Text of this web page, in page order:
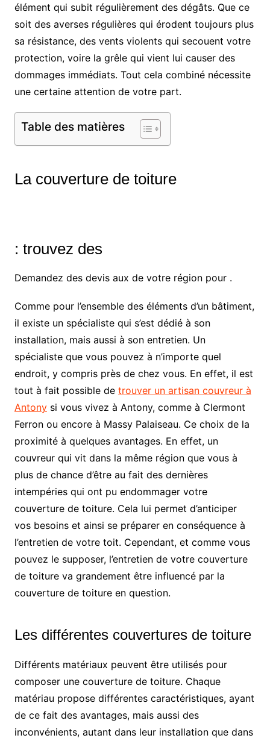
élément qui subit régulièrement des dégâts. Que ce
soit des averses régulières qui érodent toujours plus
sa résistance, des vents violents qui secouent votre
protection, voire la grêle qui vient lui causer des
dommages immédiats. Tout cela combiné nécessite
une certaine attention de votre part.
Table des matières
La couverture de toiture
: trouvez des
Demandez des devis aux de votre région pour .
Comme pour l’ensemble des éléments d’un bâtiment,
il existe un spécialiste qui s’est dédié à son
installation, mais aussi à son entretien. Un
spécialiste que vous pouvez à n’importe quel
endroit, y compris près de chez vous. En effet, il est
tout à fait possible de trouver un artisan couvreur à
Antonysi vous vivez à Antony, comme à Clermont
Ferron ou encore à Massy Palaiseau. Ce choix de la
proximité à quelques avantages. En effet, un
couvreur qui vit dans la même région que vous à
plus de chance d’être au fait des dernières
intempéries qui ont pu endommager votre
couverture de toiture. Cela lui permet d’anticiper
vos besoins et ainsi se préparer en conséquence à
l’entretien de votre toit. Cependant, et comme vous
pouvez le supposer, l’entretien de votre couverture
de toiture va grandement être influencé par la
couverture de toiture en question.
Les différentes couvertures de toiture
Différents matériaux peuvent être utilisés pour
composer une couverture de toiture. Chaque
matériau propose différentes caractéristiques, ayant
de ce fait des avantages, mais aussi des
inconvénients, autant dans leur installation que dans